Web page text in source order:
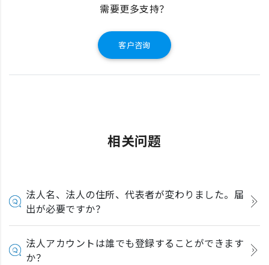
需要更多支持？
客户咨询
相关问题
法人名、法人の住所、代表者が変わりました。届
出が必要ですか？
法人アカウントは誰でも登録することができます
か？